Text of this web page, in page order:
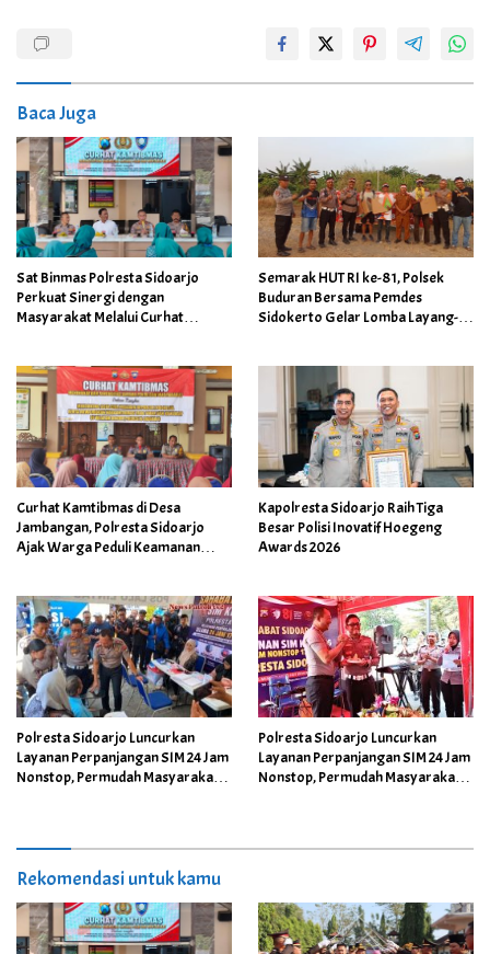
Baca Juga
Sat Binmas Polresta Sidoarjo
Perkuat Sinergi dengan
Masyarakat Melalui Curhat
Semarak HUT RI ke-81, Polsek
Buduran Bersama Pemdes
Sidokerto Gelar Lomba Layang-
Curhat Kamtibmas di Desa
Jambangan, Polresta Sidoarjo
Ajak Warga Peduli Keamanan
Kapolresta Sidoarjo Raih Tiga
Besar Polisi Inovatif Hoegeng
Awards 2026
Polresta Sidoarjo Luncurkan
Layanan Perpanjangan SIM 24 Jam
Nonstop, Permudah Masyarakat di
Polresta Sidoarjo Luncurkan
Layanan Perpanjangan SIM 24 Jam
Nonstop, Permudah Masyarakat di
Rekomendasi untuk kamu